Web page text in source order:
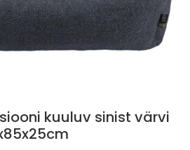
kuuluv sinist värvi